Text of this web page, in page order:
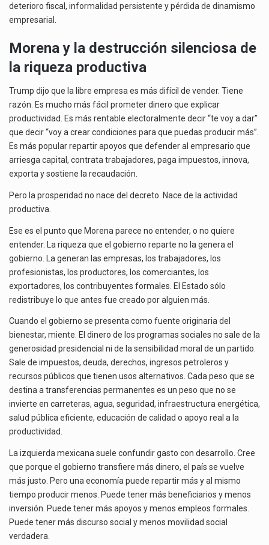
deterioro fiscal, informalidad persistente y pérdida de dinamismo
empresarial.
Morena y la destrucción silenciosa de
la riqueza productiva
Trump dijo que la libre empresa es más difícil de vender. Tiene
razón. Es mucho más fácil prometer dinero que explicar
productividad. Es más rentable electoralmente decir “te voy a dar”
que decir “voy a crear condiciones para que puedas producir más”.
Es más popular repartir apoyos que defender al empresario que
arriesga capital, contrata trabajadores, paga impuestos, innova,
exporta y sostiene la recaudación.
Pero la prosperidad no nace del decreto. Nace de la actividad
productiva.
Ese es el punto que Morena parece no entender, o no quiere
entender. La riqueza que el gobierno reparte no la genera el
gobierno. La generan las empresas, los trabajadores, los
profesionistas, los productores, los comerciantes, los
exportadores, los contribuyentes formales. El Estado sólo
redistribuye lo que antes fue creado por alguien más.
Cuando el gobierno se presenta como fuente originaria del
bienestar, miente. El dinero de los programas sociales no sale de la
generosidad presidencial ni de la sensibilidad moral de un partido.
Sale de impuestos, deuda, derechos, ingresos petroleros y
recursos públicos que tienen usos alternativos. Cada peso que se
destina a transferencias permanentes es un peso que no se
invierte en carreteras, agua, seguridad, infraestructura energética,
salud pública eficiente, educación de calidad o apoyo real a la
productividad.
La izquierda mexicana suele confundir gasto con desarrollo. Cree
que porque el gobierno transfiere más dinero, el país se vuelve
más justo. Pero una economía puede repartir más y al mismo
tiempo producir menos. Puede tener más beneficiarios y menos
inversión. Puede tener más apoyos y menos empleos formales.
Puede tener más discurso social y menos movilidad social
verdadera.